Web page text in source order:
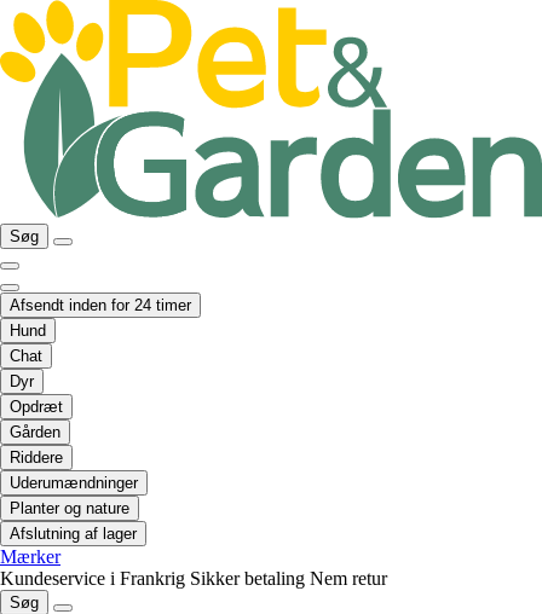
Søg
Afsendt inden for 24 timer
Hund
Chat
Dyr
Opdræt
Gården
Riddere
Uderumændninger
Planter og nature
Afslutning af lager
Mærker
Kundeservice i Frankrig Sikker betaling Nem retur
Søg